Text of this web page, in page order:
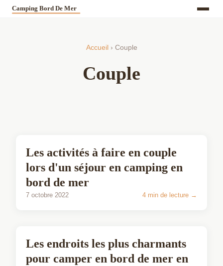
Accueil › Couple
Couple
COUPLE
Les activités à faire en couple
lors d'un séjour en camping en
bord de mer
7 octobre 2022 4 min de lecture →
COUPLE
Les endroits les plus charmants
pour camper en bord de mer en